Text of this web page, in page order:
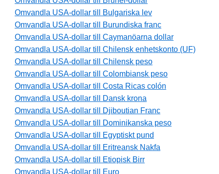
Omvandla USA-dollar till Bulgariska lev
Omvandla USA-dollar till Burundiska franc
Omvandla USA-dollar till Caymanöarna dollar
Omvandla USA-dollar till Chilensk enhetskonto (UF)
Omvandla USA-dollar till Chilensk peso
Omvandla USA-dollar till Colombiansk peso
Omvandla USA-dollar till Costa Ricas colón
Omvandla USA-dollar till Dansk krona
Omvandla USA-dollar till Djiboutian Franc
Omvandla USA-dollar till Dominikanska peso
Omvandla USA-dollar till Egyptiskt pund
Omvandla USA-dollar till Eritreansk Nakfa
Omvandla USA-dollar till Etiopisk Birr
Omvandla USA-dollar till Euro